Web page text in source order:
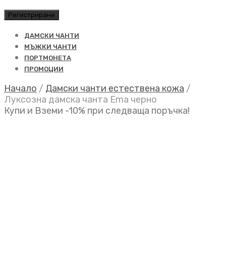
Регистриране
ДАМСКИ ЧАНТИ
МЪЖКИ ЧАНТИ
ПОРТМОНЕТА
ПРОМОЦИИ
Начало / Дамски чанти естествена кожа /
Луксозна дамска чанта Ema черно
Купи и Вземи -10% при следваща поръчка!